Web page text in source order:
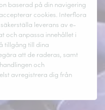
baserad på din navigering
cookies. Interflora
leverans av e-
och anpassa innehållet i
tillgång till dina
att de raderas, samt
och
avregistrera dig från